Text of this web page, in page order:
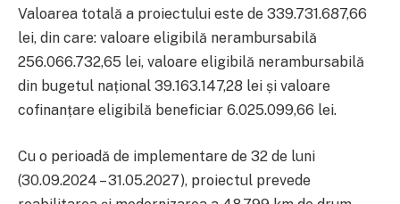
Valoarea totală a proiectului este de 339.731.687,66
lei, din care: valoare eligibilă nerambursabilă
256.066.732,65 lei, valoare eligibilă nerambursabilă
din bugetul național 39.163.147,28 lei și valoare
cofinanțare eligibilă beneficiar 6.025.099,66 lei.
Cu o perioadă de implementare de 32 de luni
(30.09.2024 – 31.05.2027), proiectul prevede